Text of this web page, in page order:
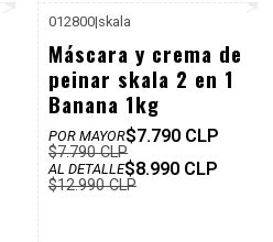
Dcto
012800|skala
Máscara y crema de
peinar skala 2 en 1
Banana 1kg
POR MAYOR$7.790 CLP
$7.790 CLP
AL DETALLE$8.990 CLP
$12.990 CLP